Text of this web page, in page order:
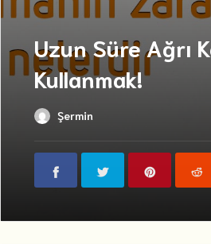
Uzun Süre Ağrı
Kullanmak!
Şermin